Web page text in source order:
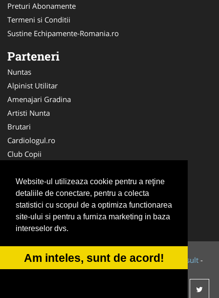
Website-ul utilizeaza cookie pentru a reţine
detaliile de conectare, pentru a colecta
statistici cu scopul de a optimiza functionarea
site-ului si pentru a furniza marketing in baza
intereselor dvs.
Am inteles, sunt de acord!
Preturi Abonamente
Termeni si Conditii
Sustine Echipamente-Romania.ro
Parteneri
Nuntas
Alpinist Utilitar
Amenajari Gradina
Artisti Nunta
Brutari
Cardiologul.ro
Club Copii
Ambalaje Romania
Cabinet-Individual.ro
CentruInchirieri.ro
Cursuri Romania
© 2014-2026 Powered byVilonMedia&Tokaido Consult -
ANPC SOL